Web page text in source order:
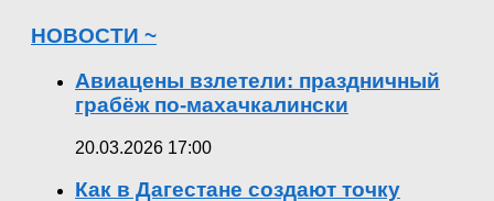
НОВОСТИ ~
Авиацены взлетели: праздничный
грабёж по-махачкалински
20.03.2026 17:00
Как в Дагестане создают точку